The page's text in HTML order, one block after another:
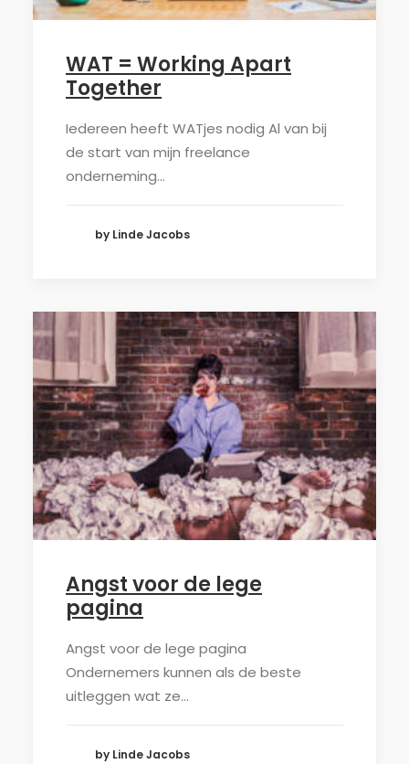
WAT = Working Apart
Together
Iedereen heeft WATjes nodig Al van bij
de start van mijn freelance
onderneming…
by Linde Jacobs
Angst voor de lege
pagina
Angst voor de lege pagina
Ondernemers kunnen als de beste
uitleggen wat ze…
by Linde Jacobs